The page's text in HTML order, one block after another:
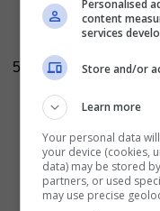
5
molto bene tutti
ottenere un
omogeneo e
pasta sfoglia.
Personalised
content
services
Store and/or
Learn more
Your personal data
your device (cookies,
data) may be stored
partners, or used
may use precise